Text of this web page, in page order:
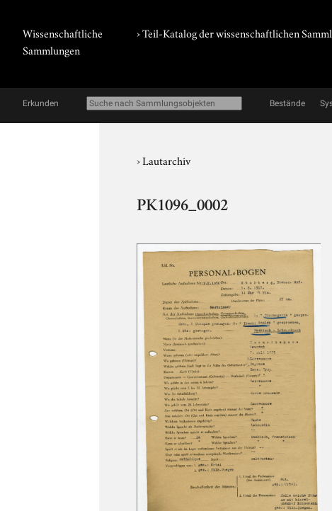
Wissenschaftliche
Sammlungen
› Teil-Katalog der wissenschaftlichen
Erkunden Bestände
›Lautarchiv
PK1096_0002